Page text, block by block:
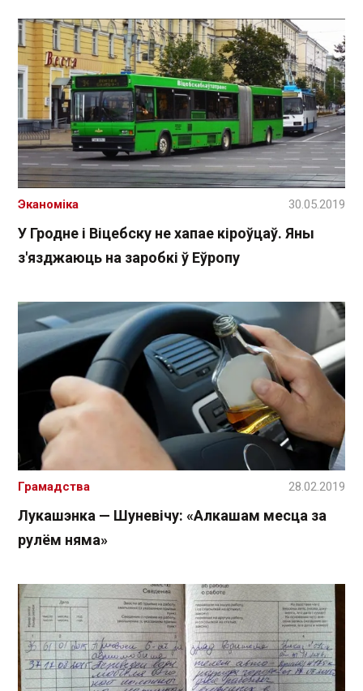
У Гродне і Віцебску не хапае кіроўцаў. Яны
з'язджаюць на заробкі ў Еўропу
Эканоміка 30.05.2019
Лукашэнка — Шуневічу: «Алкашам месца за
рулём няма»
Грамадства 28.02.2019